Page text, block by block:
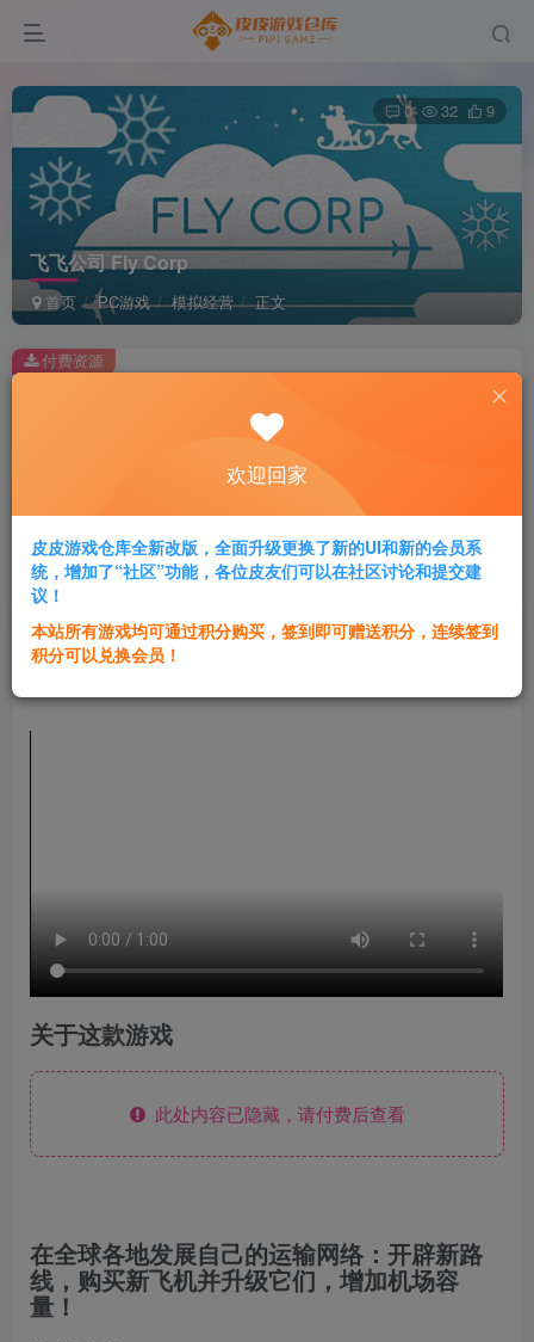
飞飞公司 Fly Corp
首页 PC游戏 模拟经营 正文
0 32 9
此内容为付费资源，请付费后查看
2积分
黄金会员免费 超级会员免费
登录购买
付费资源
群主1号
关于这款游戏
此处内容已隐藏，请付费后查看
在全球各地发展自己的运输网络：开辟新路
线，购买新飞机并升级它们，增加机场容
量！
欢迎回家
皮皮游戏仓库全新改版，全面升级更换了新的UI和新的会员系
统，增加了“社区”功能，各位皮友们可以在社区讨论和提交建
议！
本站所有游戏均可通过积分购买，签到即可赠送积分，连续签到
积分可以兑换会员！